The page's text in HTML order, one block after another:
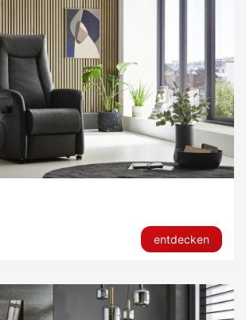
entdecken